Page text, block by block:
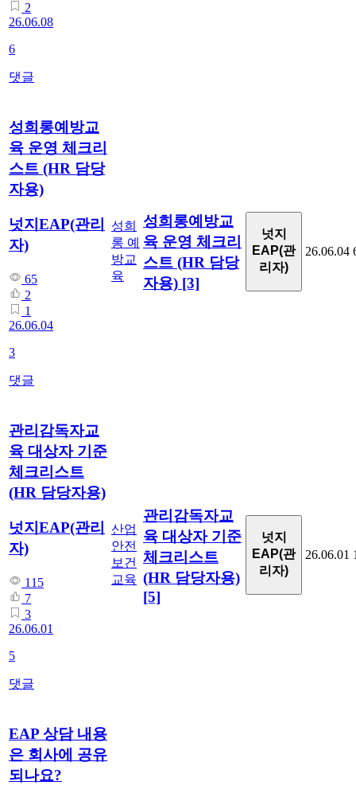
2
26.06.08
6
댓글
성희롱예방교
육 운영 체크리
스트 (HR 담당
자용)
넛지EAP(관리
자)
65
2
1
26.06.04
3
댓글
성희
롱 예
방교
육
성희롱예방교
육 운영 체크리
스트 (HR 담당
자용) [3]
넛지
EAP(관
리자)
26.06.04
관리감독자교
육 대상자 기준
체크리스트
(HR 담당자용)
넛지EAP(관리
자)
115
7
3
26.06.01
5
댓글
산업
안전
보건
교육
관리감독자교
육 대상자 기준
체크리스트
(HR 담당자용)
[5]
넛지
EAP(관
리자)
26.06.01
EAP 상담 내용
은 회사에 공유
되나요?